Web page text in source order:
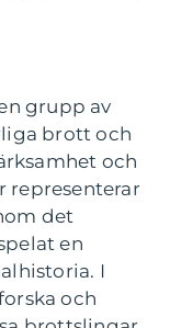
grupp av
brott och
och
representerar
det
en
I
och